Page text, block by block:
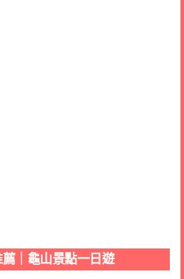
｜龜山景點一日遊